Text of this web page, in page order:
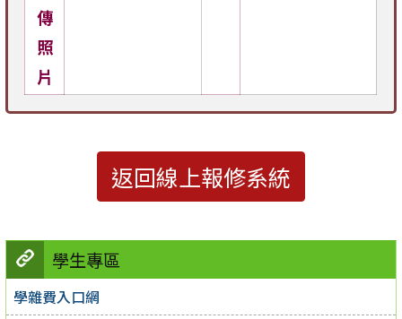
學生專區
學雜費入口網
傳
照
片
返回線上報修系統